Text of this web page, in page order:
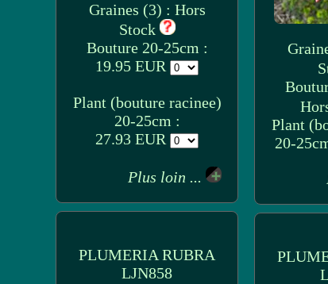
Graines (3) : Hors
Stock
Bouture 20-25cm :
19.95 EUR
Plant (bouture racinee)
20-25cm :
27.93 EUR
Plus loin ...
Plant
20-
PLUMERIA RUBRA
LJN858